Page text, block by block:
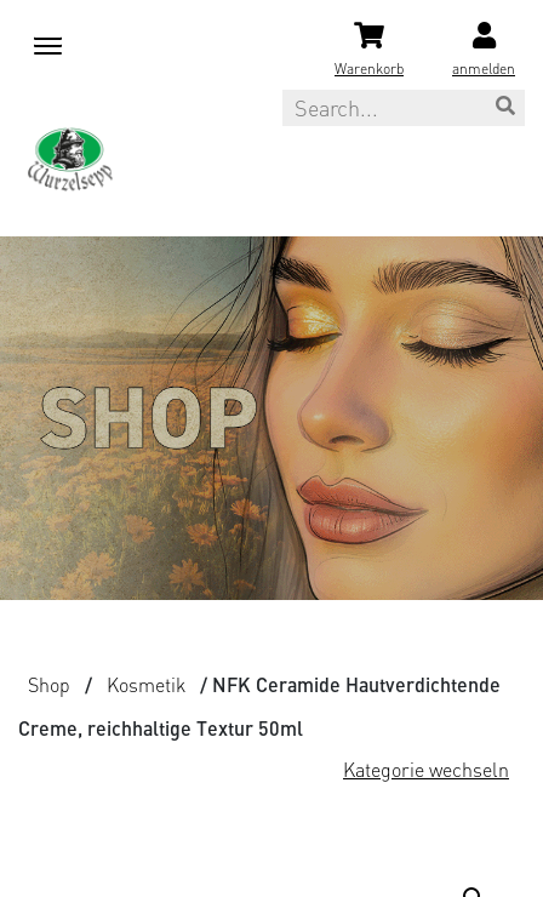
M
Warenkorb anmelden
Search
Shop / Kosmetik
/ NFK Ceramide Hautverdichtende
Creme, reichhaltige Textur 50ml
Kategorie wechseln